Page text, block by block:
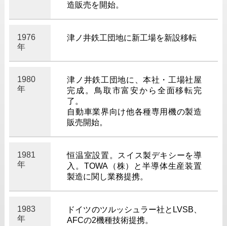
造販売を開始。
1976
年
津ノ井鉄工団地に新工場を新設移転
1980
年
津ノ井鉄工団地に、本社・工場社屋
完成。鳥取市富安から全面移転完
了。
自動車業界向け他各種専用機の製造
販売開始。
1981
年
恒温室設置。スイス製デキシーを導
入。TOWA（株）と半導体生産装置
製造に関し業務提携。
1983
年
ドイツのツルッシュラー社とLVSB、
AFCの2機種技術提携。